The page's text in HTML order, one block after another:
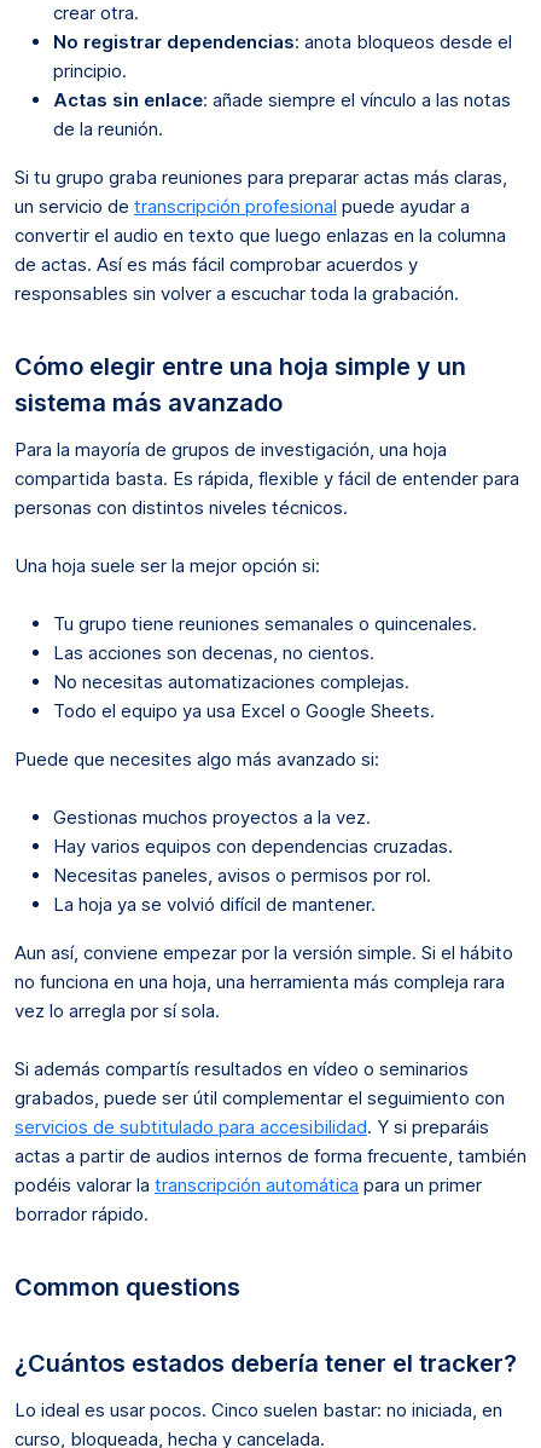
crear otra.
No registrar dependencias: anota bloqueos desde el
principio.
Actas sin enlace: añade siempre el vínculo a las notas
de la reunión.
Si tu grupo graba reuniones para preparar actas más claras,
un servicio de transcripción profesional puede ayudar a
convertir el audio en texto que luego enlazas en la columna
de actas. Así es más fácil comprobar acuerdos y
responsables sin volver a escuchar toda la grabación.
Cómo elegir entre una hoja simple y un
sistema más avanzado
Para la mayoría de grupos de investigación, una hoja
compartida basta. Es rápida, flexible y fácil de entender para
personas con distintos niveles técnicos.
Una hoja suele ser la mejor opción si:
Tu grupo tiene reuniones semanales o quincenales.
Las acciones son decenas, no cientos.
No necesitas automatizaciones complejas.
Todo el equipo ya usa Excel o Google Sheets.
Puede que necesites algo más avanzado si:
Gestionas muchos proyectos a la vez.
Hay varios equipos con dependencias cruzadas.
Necesitas paneles, avisos o permisos por rol.
La hoja ya se volvió difícil de mantener.
Aun así, conviene empezar por la versión simple. Si el hábito
no funciona en una hoja, una herramienta más compleja rara
vez lo arregla por sí sola.
Si además compartís resultados en vídeo o seminarios
grabados, puede ser útil complementar el seguimiento con
servicios de subtitulado para accesibilidad. Y si preparáis
actas a partir de audios internos de forma frecuente, también
podéis valorar la transcripción automática para un primer
borrador rápido.
Common questions
¿Cuántos estados debería tener el tracker?
Lo ideal es usar pocos. Cinco suelen bastar: no iniciada, en
curso, bloqueada, hecha y cancelada.